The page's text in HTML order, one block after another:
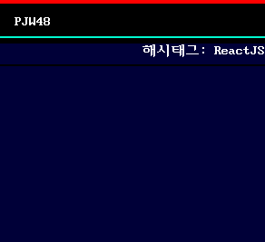
PJW48
해시태그: ReactJS